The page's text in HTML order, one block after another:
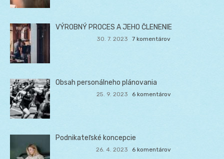
VÝROBNÝ PROCES A JEHO ČLENENIE
30. 7. 2023 7 komentárov
Obsah personálneho plánovania
25. 9. 2023 6 komentárov
Podnikateľské koncepcie
26. 4. 2023 6 komentárov